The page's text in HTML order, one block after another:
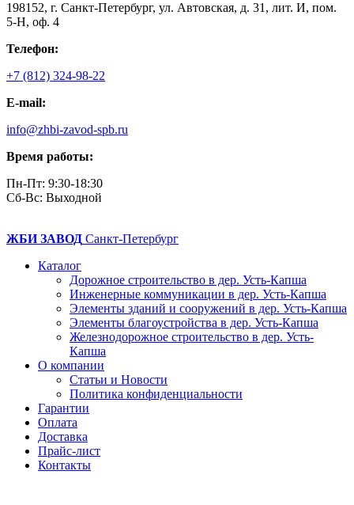
198152, г. Санкт-Петербург, ул. Автовская, д. 31, лит. И, пом.
5-Н, оф. 4
Телефон:
+7 (812) 324-98-22
E-mail:
info@zhbi-zavod-spb.ru
Время работы:
Пн-Пт: 9:30-18:30
Cб-Вс: Выходной
ЖБИ ЗАВОД Санкт-Петербург
Каталог
Дорожное строительство в дер. Усть-Капша
Инженерные коммуникации в дер. Усть-Капша
Элементы зданий и сооружений в дер. Усть-Капша
Элементы благоустройства в дер. Усть-Капша
Железнодорожное строительство в дер. Усть-
Капша
О компании
Статьи и Новости
Политика конфиденциальности
Гарантии
Оплата
Доставка
Прайс-лист
Контакты